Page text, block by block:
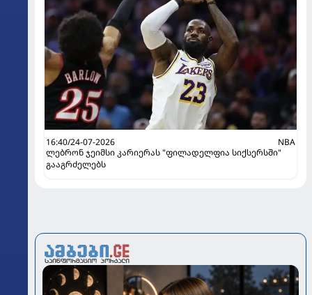
16:40/24-07-2026
NBA
ლებრონ ჯეიმსი კარიერას "ფილადელფია სიქსერსში"
გააგრძელებს